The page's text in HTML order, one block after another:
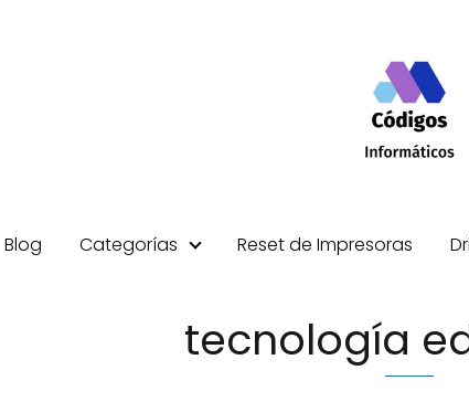
Blog Categorías Reset de Impresoras
tecnología